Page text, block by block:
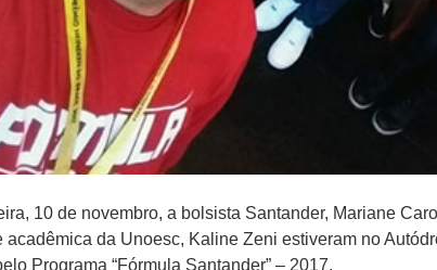
10 de novembro, a bolsista Santander, Mariane
acadêmica da Unoesc, Kaline Zeni estiveram no
Programa “Fórmula Santander” – 2017.